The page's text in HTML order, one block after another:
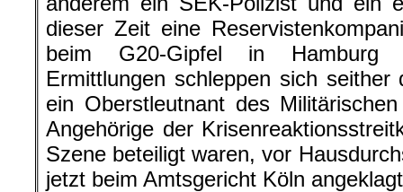
dieser Zeit eine
beim G20-Gipfel in Hamburg
Ermittlungen schleppen sich
ein Oberstleutnant des
Angehörige der
Szene beteiligt waren, vor
jetzt beim Amtsgericht Köln